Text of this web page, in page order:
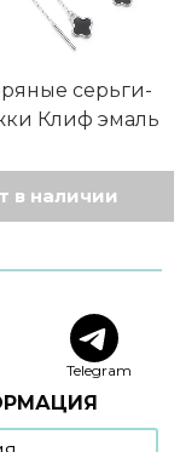
серьги-
Клиф эмаль
в наличии
Telegram